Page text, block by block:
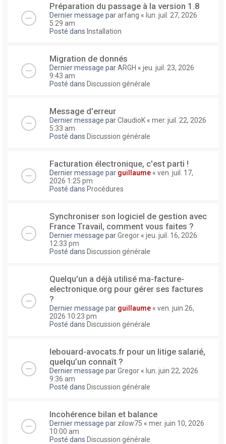
Préparation du passage à la version 1.8
Dernier message pararfang « lun. juil. 27, 2026
5:29 am
Posté dans Installation
Migration de donnés
Dernier message parARGH « jeu. juil. 23, 2026
9:43 am
Posté dans Discussion générale
Message d'erreur
Dernier message parClaudioK « mer. juil. 22, 2026
5:33 am
Posté dans Discussion générale
Facturation électronique, c'est parti !
Dernier message par guillaume « ven. juil. 17,
2026 1:25 pm
Posté dans Procédures
Synchroniser son logiciel de gestion avec
France Travail, comment vous faites ?
Dernier message parGregor « jeu. juil. 16, 2026
12:33 pm
Posté dans Discussion générale
Quelqu'un a déjà utilisé ma-facture-
electronique.org pour gérer ses factures
?
Dernier message par guillaume « ven. juin 26,
2026 10:23 pm
Posté dans Discussion générale
lebouard-avocats.fr pour un litige salarié,
quelqu’un connaît ?
Dernier message parGregor « lun. juin 22, 2026
9:36 am
Posté dans Discussion générale
Incohérence bilan et balance
Dernier message par zilow75 « mer. juin 10, 2026
10:00 am
Posté dans Discussion générale